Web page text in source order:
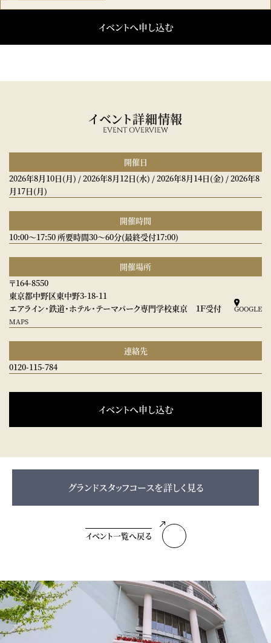
イベントへ申し込む
EVENT OVERVIEW
イベント詳細情報
開催日
2026年8月10日(月) /2026年8月12日(水) /2026年8月14日(金) /2026年8
月17日(月)
開催時間
10:00～17:50 所要時間30～60分(最終受付17:00)
開催場所
〒164-8550
東京都中野区東中野3-18-11
エアライン・鉄道・ホテル・テーマパーク専門学校東京 １Ｆ受付
GOOGLE
MAPS
連絡先
0120-115-784
イベントへ申し込む
グランドスタッフコースを詳しく見る
イベント一覧へ戻る